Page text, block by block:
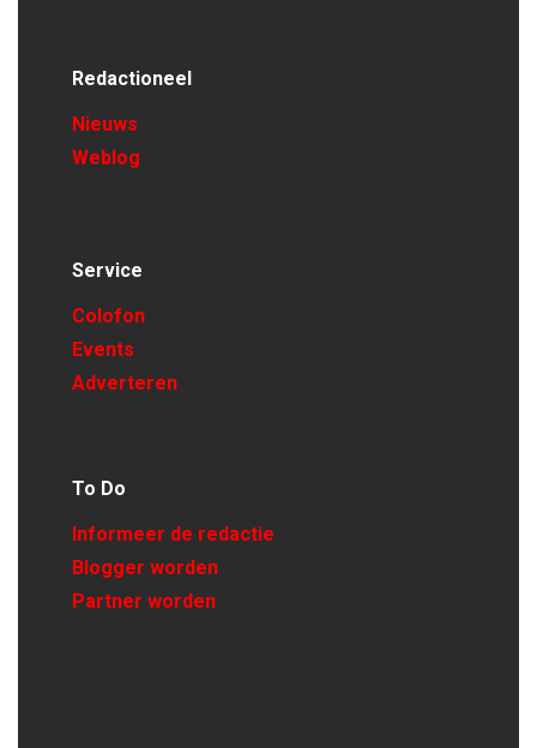
Redactioneel
Nieuws
Weblog
Service
Colofon
Events
Adverteren
To Do
Informeer de redactie
Blogger worden
Partner worden